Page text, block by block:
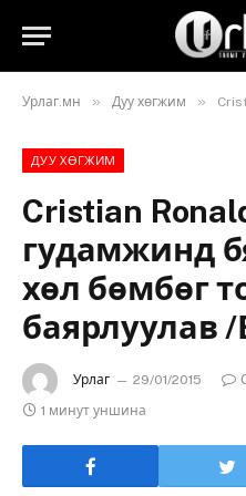
Урлаг.мн » Дуу хөгжим » Cristian
ДУУ ХӨГЖИМ
Cristian
гудамжинд
хөл бөмбөг
баярлуулав
Урлаг 29/01/2015
1 минут уншина